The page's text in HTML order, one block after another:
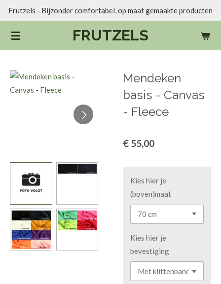
Ga
naar
de
FRUTZELS
Frutzels - Bijzonder comfortabel, op maat gemaakte producten
Mendeken
basis - Canvas
- Fleece
€ 55,00
Kies hier je
(boven)maat
Kies hier je
bevestiging